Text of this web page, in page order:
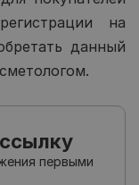
на
данный
первыми